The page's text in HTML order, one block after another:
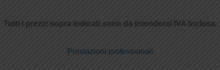
Tutti i prezzi sopra indicati sono da intendersi IVA Inclusa.
Prestazioni professionali